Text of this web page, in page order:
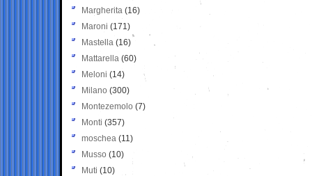
Margherita (16)
Maroni (171)
Mastella (16)
Mattarella (60)
Meloni (14)
Milano (300)
Montezemolo (7)
Monti (357)
moschea (11)
Musso (10)
Muti (10)